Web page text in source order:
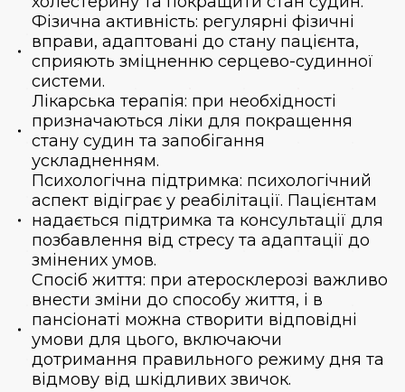
Фізична активність: регулярні фізичні
вправи, адаптовані до стану пацієнта,
сприяють зміцненню серцево-судинної
системи.
Лікарська терапія: при необхідності
призначаються ліки для покращення
стану судин та запобігання
ускладненням.
Психологічна підтримка: психологічний
аспект відіграє у реабілітації. Пацієнтам
надається підтримка та консультації для
позбавлення від стресу та адаптації до
змінених умов.
Спосіб життя: при атеросклерозі важливо
внести зміни до способу життя, і в
пансіонаті можна створити відповідні
умови для цього, включаючи
дотримання правильного режиму дня та
відмову від шкідливих звичок.